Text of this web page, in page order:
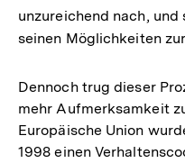
unzureichend nach,
seinen Möglichkeiten
Dennoch trug dieser
mehr Aufmerksamkeit
Europäische Union
1998 einen